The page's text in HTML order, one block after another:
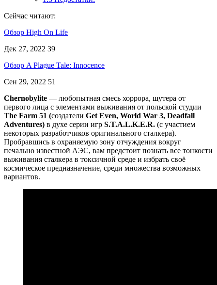
Сейчас читают:
Обзор High On Life
Дек 27, 2022 39
Обзор A Plague Tale: Innocence
Сен 29, 2022 51
Chernobylite — любопытная смесь хоррора, шутера от
первого лица с элементами выживания от польской студии
The Farm 51 (создатели Get Even, World War 3, Deadfall
Adventures) в духе серии игр S.T.A.L.K.E.R. (с участием
некоторых разработчиков оригинального сталкера).
Пробравшись в охраняемую зону отчуждения вокруг
печально известной АЭС, вам предстоит познать все тонкости
выживания сталкера в токсичной среде и избрать своё
космическое предназначение, среди множества возможных
вариантов.